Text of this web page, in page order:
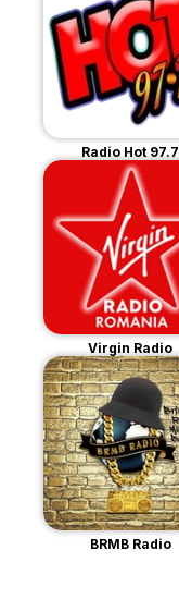
Radio Hot 97.7
Virgin Radio
BRMB Radio